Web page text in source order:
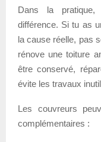
Dans la
différence. Si tu as
la cause réelle, pas
rénove une toiture
être conservé,
évite les travaux
Les couvreurs
complémentaires :